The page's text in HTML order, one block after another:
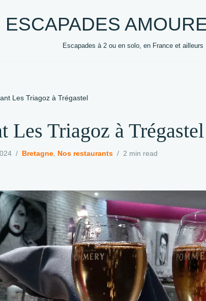
ESCAPADES
Escapades à 2 ou en solo, en France et ailleurs
Les Triagoz à Trégastel
Les Triagoz à Trégastel
Bretagne, Nos restaurants 2 min read